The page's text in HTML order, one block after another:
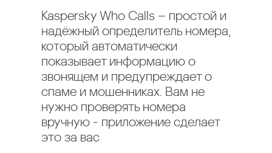
Kaspersky Who Calls – простой и
надёжный определитель номера,
который автоматически
показывает информацию о
звонящем и предупреждает о
спаме и мошенниках. Вам не
нужно проверять номера
вручную - приложение сделает
это за вас